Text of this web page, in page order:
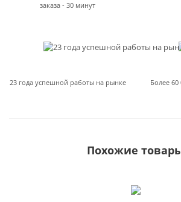
заказа - 30 минут
23 года успешной работы на рынке Более
Похожие